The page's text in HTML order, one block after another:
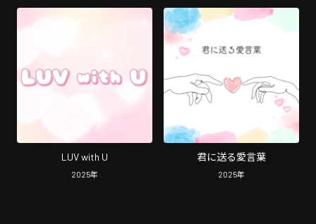
LUV with U
2025年
君に送る愛言葉
2025年